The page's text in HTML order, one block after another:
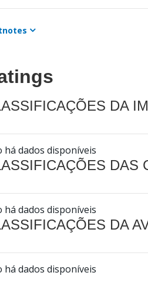
DA
há dados disponíveis
DAS
há dados disponíveis
DA
há dados disponíveis